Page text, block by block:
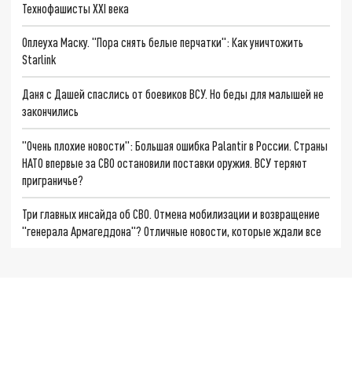
Технофашисты XXI века
Оплеуха Маску. "Пора снять белые перчатки": Как уничтожить
Starlink
Даня с Дашей спаслись от боевиков ВСУ. Но беды для малышей не
закончились
"Очень плохие новости": Большая ошибка Palantir в России. Страны
НАТО впервые за СВО остановили поставки оружия. ВСУ теряют
приграничье?
Три главных инсайда об СВО. Отмена мобилизации и возвращение
"генерала Армагеддона"? Отличные новости, которые ждали все